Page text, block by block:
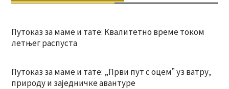
Путоказ за маме и тате: Квалитетно време током
летњег распуста
Путоказ за маме и тате: „Први пут с оцемˮ уз ватру,
природу и заједничке авантуре